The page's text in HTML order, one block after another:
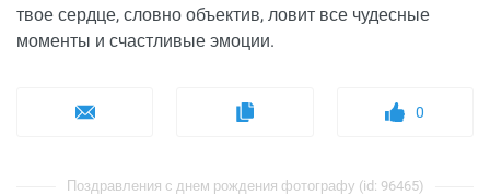
твое сердце, словно объектив, ловит все чудесные
моменты и счастливые эмоции.
0
Поздравления с днем рождения фотографу (id: 96465)